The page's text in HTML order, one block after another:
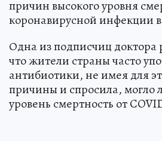
причин высокого уровня
коронавирусной инфекции
Одна из подписчиц доктора
что жители страны часто
антибиотики, не имея для
причины и спросила, могло
уровень смертность от